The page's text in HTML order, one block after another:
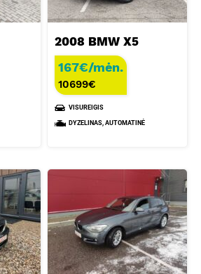
2008 BMW X5
167€/mėn.
10699€
VISUREIGIS
DYZELINAS, AUTOMATINĖ